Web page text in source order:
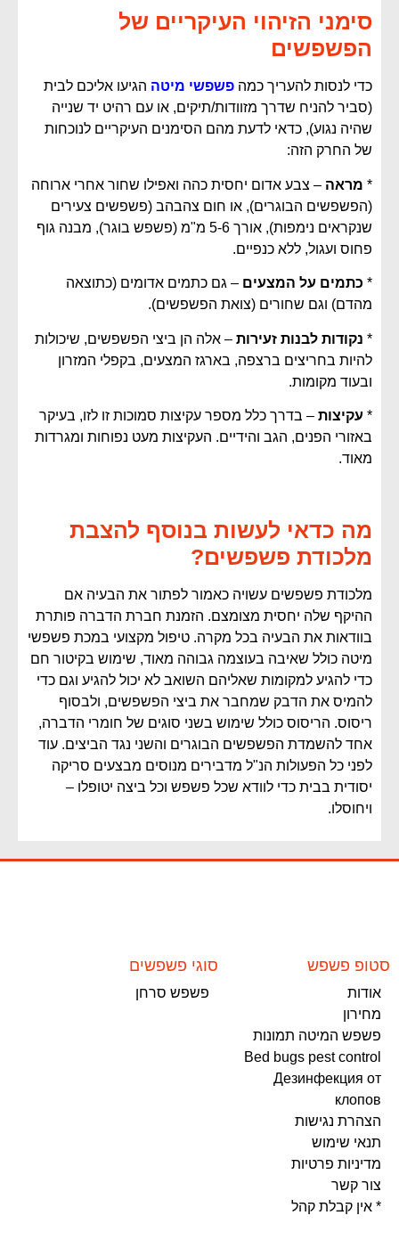
סימני הזיהוי העיקריים של
הפשפשים
כדי לנסות להעריך כמה פשפשי מיטה הגיעו אליכם לבית
(סביר להניח שדרך מזוודות/תיקים, או עם רהיט יד שנייה
שהיה נגוע), כדאי לדעת מהם הסימנים העיקריים לנוכחות
של החרק הזה:
* מראה – צבע אדום יחסית כהה ואפילו שחור אחרי ארוחה
(הפשפשים הבוגרים), או חום צהבהב (פשפשים צעירים
שנקראים נימפות), אורך 5-6 מ"מ (פשפש בוגר), מבנה גוף
פחוס ועגול, ללא כנפיים.
* כתמים על המצעים – גם כתמים אדומים (כתוצאה
מהדם) וגם שחורים (צואת הפשפשים).
* נקודות לבנות זעירות – אלה הן ביצי הפשפשים, שיכולות
להיות בחריצים ברצפה, בארגז המצעים, בקפלי המזרון
ובעוד מקומות.
* עקיצות – בדרך כלל מספר עקיצות סמוכות זו לזו, בעיקר
באזורי הפנים, הגב והידיים. העקיצות מעט נפוחות ומגרדות
מאוד.
מה כדאי לעשות בנוסף להצבת
מלכודת פשפשים?
מלכודת פשפשים עשויה כאמור לפתור את הבעיה אם
ההיקף שלה יחסית מצומצם. הזמנת חברת הדברה פותרת
בוודאות את הבעיה בכל מקרה. טיפול מקצועי במכת פשפשי
מיטה כולל שאיבה בעוצמה גבוהה מאוד, שימוש בקיטור חם
כדי להגיע למקומות שאליהם השואב לא יכול להגיע וגם כדי
להמיס את הדבק שמחבר את ביצי הפשפשים, ולבסוף
ריסוס. הריסוס כולל שימוש בשני סוגים של חומרי הדברה,
אחד להשמדת הפשפשים הבוגרים והשני נגד הביצים. עוד
לפני כל הפעולות הנ"ל מדבירים מנוסים מבצעים סריקה
יסודית בבית כדי לוודא שכל פשפש וכל ביצה יטופלו –
ויחוסלו.
סטופ פשפש
אודות
מחירון
פשפש המיטה תמונות
Bed bugs pest control
Дезинфекция от
клопов
הצהרת נגישות
תנאי שימוש
מדיניות פרטיות
צור קשר
* אין קבלת קהל
סוגי פשפשים
פשפש סרחן